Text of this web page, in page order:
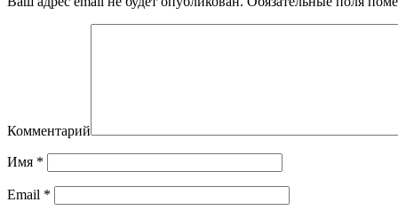
Комментарий
Имя *
Email *